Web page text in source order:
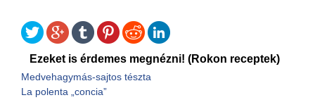
Ezeket is érdemes megnézni! (Rokon receptek)
Medvehagymás-sajtos tészta
La polenta „concia”